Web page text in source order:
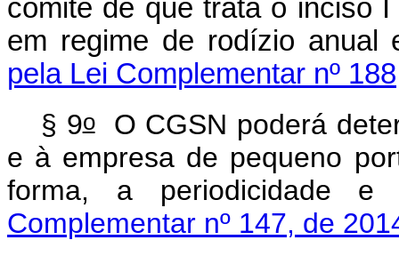
comitê de que trata o inciso
em regime de rodízio anual
pela Lei Complementar nº
§ 9oO CGSN poderá
e à empresa de pequeno
forma, a
Complementar nº 147, de